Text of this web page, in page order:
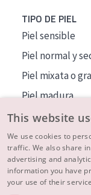
TIPO DE PIEL
Piel sensible
Piel normal y
Piel mixata o
Piel madura
Piel expuesta al
Piel
MÁS SOBRE
INSPIRACIÓN
This website
We use cookies to
traffic. We also share
advertising and
information you have
your use of their